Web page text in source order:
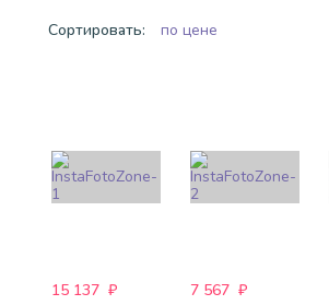
Сортировать: по цене
15 137 ₽
7 567 ₽